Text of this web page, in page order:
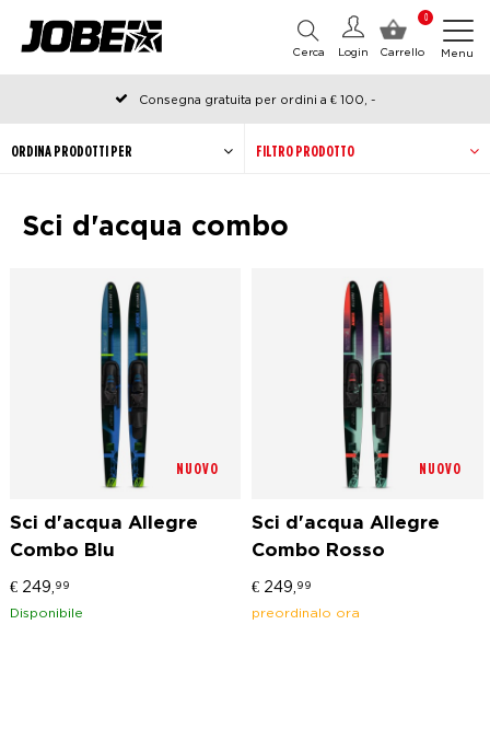
0
Carrello
Login
Cerca Menu
Consegna gratuita per ordini a € 100, -
Ordinato prima delle 12:00 nei giorni lavorativi, spedito lo stesso
giornoFILTRO PRODOTTO
Sci d'acqua combo
ORDINA PRODOTTI PER
NUOVO
Sci d'acqua Allegre
Combo Blu
€ 249, 99
Disponibile
NUOVO
Sci d'acqua Allegre
Combo Rosso
€ 249, 99
preordinalo ora